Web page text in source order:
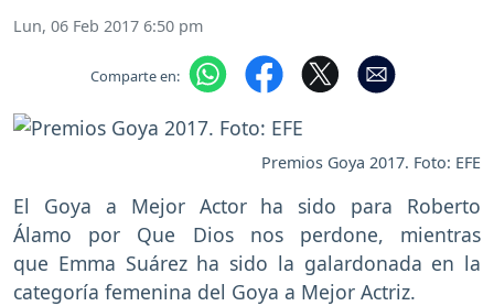
Lun, 06 Feb 2017 6:50 pm
Comparte en:
Premios Goya 2017. Foto: EFE
El Goya a Mejor Actor ha sido para Roberto
Álamo por Que Dios nos perdone, mientras
que Emma Suárez ha sido la galardonada en la
categoría femenina del Goya a Mejor Actriz.